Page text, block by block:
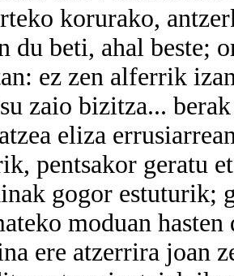
korurako,
du beti, ahal beste;
ez zen alferrik
zaio bizitza...
eliza
pentsakor geratu
gogor estuturik;
moduan
atzerrira joan